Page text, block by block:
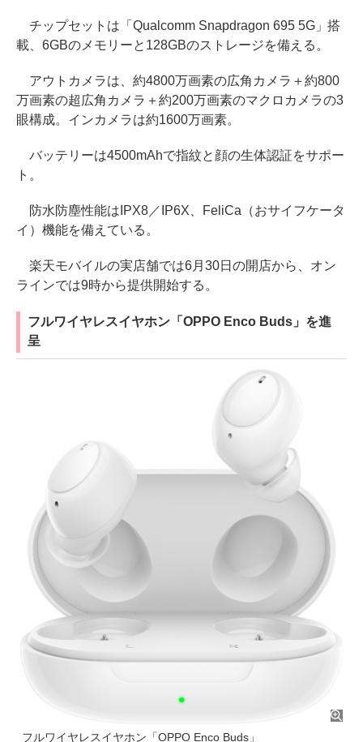
チップセットは「Qualcomm Snapdragon 695 5G」搭
載、6GBのメモリーと128GBのストレージを備える。
アウトカメラは、約4800万画素の広角カメラ＋約800
万画素の超広角カメラ＋約200万画素のマクロカメラの3
眼構成。インカメラは約1600万画素。
バッテリーは4500mAhで指紋と顔の生体認証をサポー
ト。
防水防塵性能はIPX8／IP6X、FeliCa（おサイフケータ
イ）機能を備えている。
楽天モバイルの実店舗では6月30日の開店から、オン
ラインでは9時から提供開始する。
フルワイヤレスイヤホン「OPPO Enco Buds」を進
呈
フルワイヤレスイヤホン「OPPO Enco Buds」